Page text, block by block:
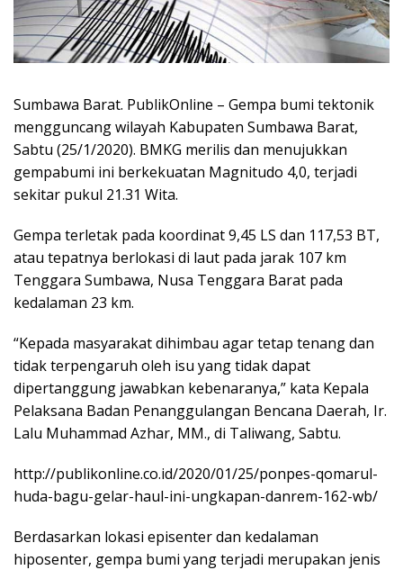
Sumbawa Barat. PublikOnline – Gempa bumi tektonik
mengguncang wilayah Kabupaten Sumbawa Barat,
Sabtu (25/1/2020). BMKG merilis dan menujukkan
gempabumi ini berkekuatan Magnitudo 4,0, terjadi
sekitar pukul 21.31 Wita.
Gempa terletak pada koordinat 9,45 LS dan 117,53 BT,
atau tepatnya berlokasi di laut pada jarak 107 km
Tenggara Sumbawa, Nusa Tenggara Barat pada
kedalaman 23 km.
“Kepada masyarakat dihimbau agar tetap tenang dan
tidak terpengaruh oleh isu yang tidak dapat
dipertanggung jawabkan kebenaranya,” kata Kepala
Pelaksana Badan Penanggulangan Bencana Daerah, Ir.
Lalu Muhammad Azhar, MM., di Taliwang, Sabtu.
http://publikonline.co.id/2020/01/25/ponpes-qomarul-
huda-bagu-gelar-haul-ini-ungkapan-danrem-162-wb/
Berdasarkan lokasi episenter dan kedalaman
hiposenter, gempa bumi yang terjadi merupakan jenis